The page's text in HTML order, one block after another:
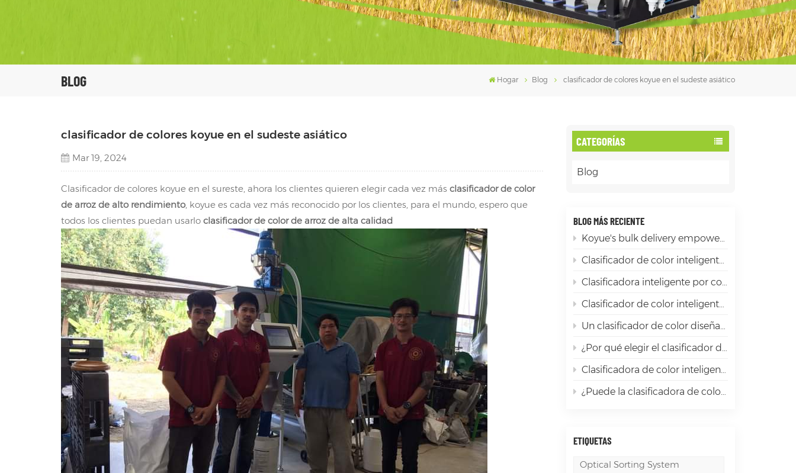
BLOG Hogar Blog clasificador de colores koyue en el sudeste asiático
CATEGORÍAS
Blog
BLOG MÁS RECIENTE
Koyue's bulk delivery empowers the sorting of premium products
Clasificador de color inteligente Koyue: desde chile rojo hasta ingredientes picantes premium
Clasificadora inteligente por color de soja Koyue: Eliminación eficiente de impurezas y selección de soja de calidad, el "guardián inteligente" del procesamiento de soja.
Clasificador de color inteligente Koyue: haciendo que la clasificación de mica brille
Un clasificador de color diseñado para la diversidad de materiales globales
¿Por qué elegir el clasificador de color de banda LD1200? Quienes lo han usado siempre dicen que vale la pena.
Clasificadora de color inteligente Koyue: La revolución de la eficiencia en la clasificación de granos, que garantiza la alta calidad de cada grano.
¿Puede la clasificadora de color de arroz realmente mejorar el valor de cada grano de arroz?
ETIQUETAS
Optical Sorting System
clasificador de colores koyue en el sudeste asiático
Mar 19, 2024
Clasificador de colores koyue en el sureste, ahora los clientes quieren elegir cada vez másclasificador de color
de arroz de alto rendimiento, koyue es cada vez más reconocido por los clientes, para el mundo, espero que
todos los clientes puedan usarloclasificador de color de arroz de alta calidad